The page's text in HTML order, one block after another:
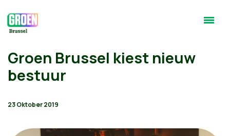
Groen Brussel kiest nieuw
bestuur
23 Oktober 2019